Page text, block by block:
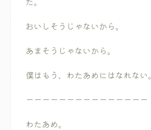
おいしそうじゃないから。
あまそうじゃないから。
僕はもう、わたあめにはなれない。
ーーーーーーーーーーーーーーー
わたあめ。